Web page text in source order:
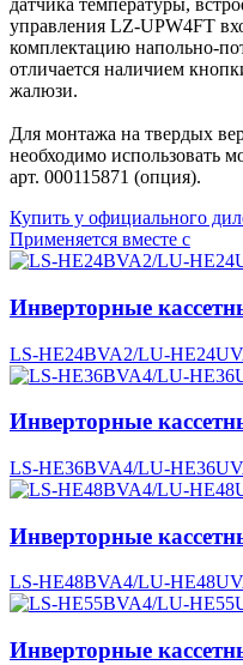
датчика температуры,
управления LZ-UPW4FT
комплектацию напольно-
отличается наличием
жалюзи.
Для монтажа на твердых
необходимо использовать
арт. 000115871 (опция).
Купить у официального
Применяется вместе с
Инверторные
LS-HE24BVA2/LU-
Инверторные
LS-HE36BVA4/LU-
Инверторные
LS-HE48BVA4/LU-
Инверторные